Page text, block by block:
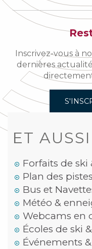
Inscrivez-vous à
dernières
ET AUSSI
Forfaits de ski
Plan des pistes
Bus et
Météo &
Webcams en
Écoles de ski
Événements